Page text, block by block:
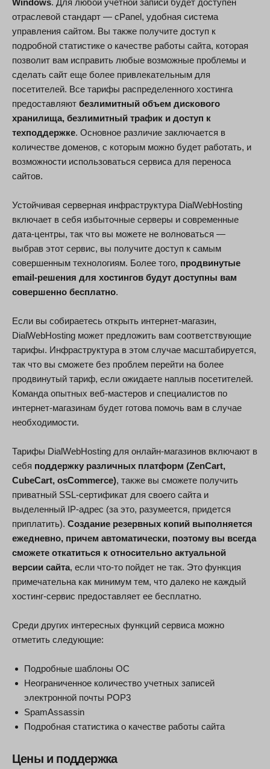
Windows. Для любой учетной записи будет доступен
отраслевой стандарт — cPanel, удобная система
управления сайтом. Вы также получите доступ к
подробной статистике о качестве работы сайта, которая
позволит вам исправить любые возможные проблемы и
сделать сайт еще более привлекательным для
посетителей. Все тарифы распределенного хостинга
предоставляют безлимитный объем дискового
хранилища, безлимитный трафик и доступ к
техподдержке. Основное различие заключается в
количестве доменов, с которым можно будет работать, и
возможности использоваться сервиса для переноса
сайтов.
Устойчивая серверная инфраструктура DialWebHosting
включает в себя избыточные серверы и современные
дата-центры, так что вы можете не волноваться —
выбрав этот сервис, вы получите доступ к самым
совершенным технологиям. Более того, продвинутые
email-решения для хостингов будут доступны вам
совершенно бесплатно.
Если вы собираетесь открыть интернет-магазин,
DialWebHosting может предложить вам соответствующие
тарифы. Инфраструктура в этом случае масштабируется,
так что вы сможете без проблем перейти на более
продвинутый тариф, если ожидаете наплыв посетителей.
Команда опытных веб-мастеров и специалистов по
интернет-магазинам будет готова помочь вам в случае
необходимости.
Тарифы DialWebHosting для онлайн-магазинов включают в
себя поддержку различных платформ (ZenCart,
CubeCart, osCommerce), также вы сможете получить
приватный SSL-сертификат для своего сайта и
выделенный IP-адрес (за это, разумеется, придется
приплатить). Создание резервных копий выполняется
ежедневно, причем автоматически, поэтому вы всегда
сможете откатиться к относительно актуальной
версии сайта, если что-то пойдет не так. Это функция
примечательна как минимум тем, что далеко не каждый
хостинг-сервис предоставляет ее бесплатно.
Среди других интересных функций сервиса можно
отметить следующие:
Подробные шаблоны ОС
Неограниченное количество учетных записей
электронной почты POP3
SpamAssassin
Подробная статистика о качестве работы сайта
Цены и поддержка